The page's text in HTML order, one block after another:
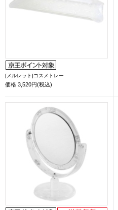
[メルレット]コスメトレー
価格 3,520円(税込)